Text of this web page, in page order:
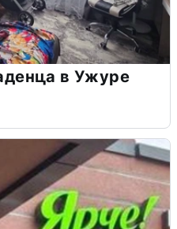
в Ужуре